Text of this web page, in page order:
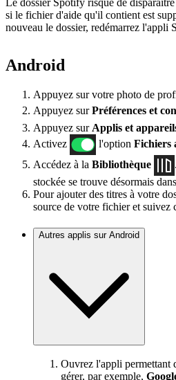
Le dossier Spotify risque de
si le fichier d'aide qu'il contient est
nouveau le dossier, redémarrez l'appli
Android
Appuyez sur votre photo de
Appuyez surPréférences et
Appuyez sur Applis et
Activez
l'option Fichiers
Accédez à la Bibliothèque
stockée se trouve désormais
Pour ajouter des titres à votre
source de votre fichier et suivez
Autres applis sur Android
Ouvrez l'appli permettant
gérer, par exemple,